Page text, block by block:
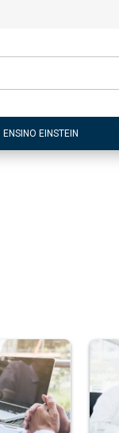
ENSINO EINSTEIN